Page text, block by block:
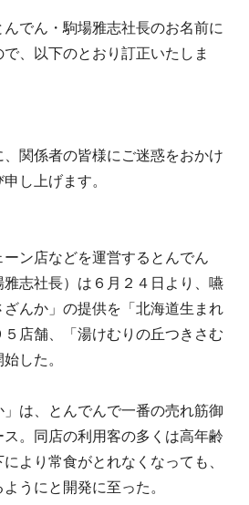
でん・駒場雅志社長のお名前に
、以下のとおり訂正いたしま
関係者の皆様にご迷惑をおかけ
し上げます。
ン店などを運営するとんでん
雅志社長）は６月２４日より、嚥
んか」の提供を「北海道生まれ
店舗、「湯けむりの丘つきさむ
した。
は、とんでんで一番の売れ筋御
。同店の利用客の多くは高年齢
より常食がとれなくなっても、
うにと開発に至った。